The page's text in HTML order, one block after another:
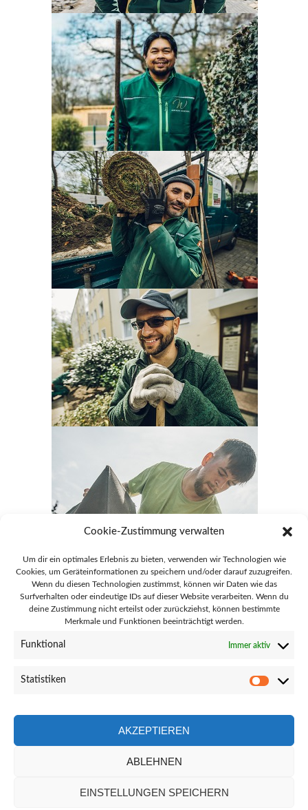
Cookie-Zustimmung verwalten
Um dir ein optimales Erlebnis zu bieten, verwenden wir Technologien wie
Cookies, um Geräteinformationen zu speichern und/oder darauf zuzugreifen.
Wenn du diesen Technologien zustimmst, können wir Daten wie das
Surfverhalten oder eindeutige IDs auf dieser Website verarbeiten. Wenn du
deine Zustimmung nicht erteilst oder zurückziehst, können bestimmte
Merkmale und Funktionen beeinträchtigt werden.
Funktional Immer aktiv
Statistiken
AKZEPTIEREN
ABLEHNEN
EINSTELLUNGEN SPEICHERN
28865 Lilienthal Goebelstraße 51
04298 - 8692
LinkLink